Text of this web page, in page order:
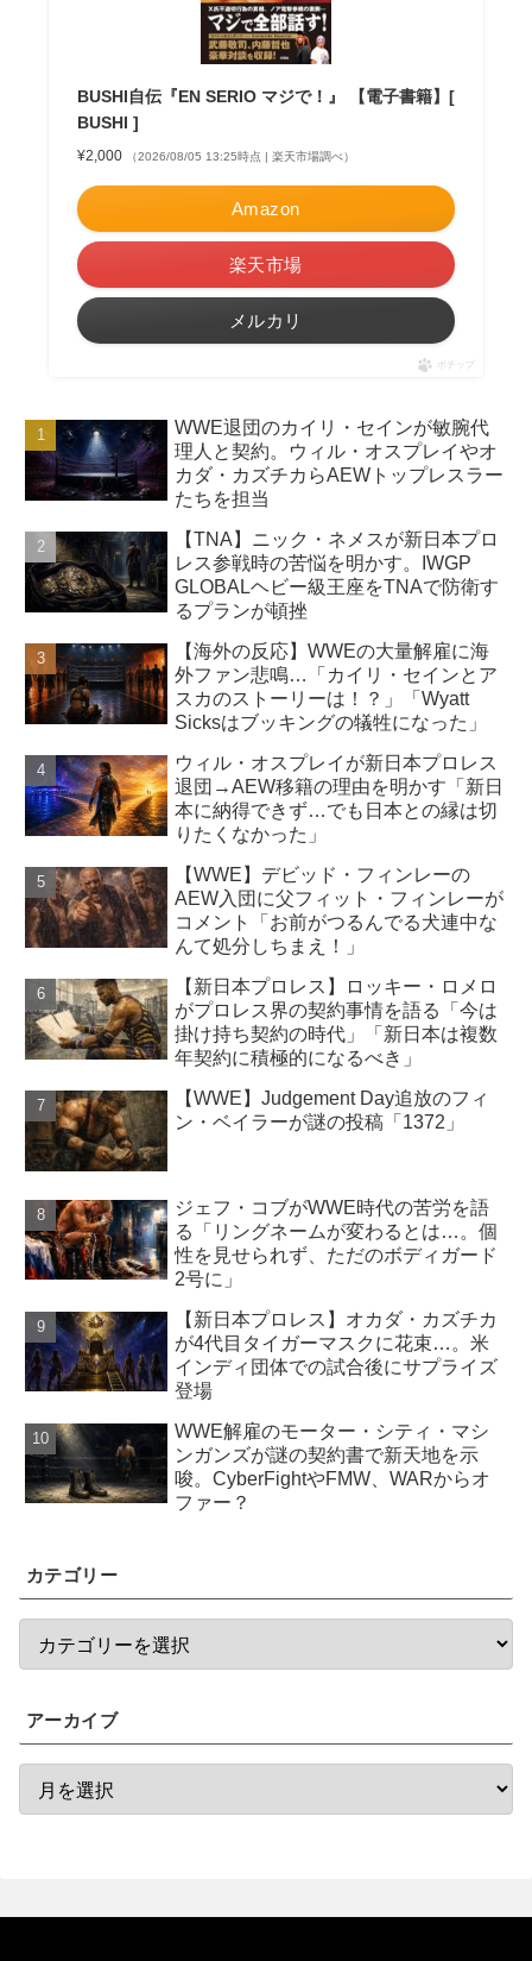
BUSHI自伝『EN SERIO マジで！』 【電子書籍】[
BUSHI ]
¥2,000 （2026/08/05 13:25時点 | 楽天市場調べ）
Amazon
楽天市場
メルカリ
ポチップ
WWE退団のカイリ・セインが敏腕代
理人と契約。ウィル・オスプレイやオ
カダ・カズチカらAEWトップレスラー
たちを担当
【TNA】ニック・ネメスが新日本プロ
レス参戦時の苦悩を明かす。IWGP
GLOBALヘビー級王座をTNAで防衛す
るプランが頓挫
【海外の反応】WWEの大量解雇に海
外ファン悲鳴…「カイリ・セインとア
スカのストーリーは！？」「Wyatt
Sicksはブッキングの犠牲になった」
ウィル・オスプレイが新日本プロレス
退団→AEW移籍の理由を明かす「新日
本に納得できず…でも日本との縁は切
りたくなかった」
【WWE】デビッド・フィンレーの
AEW入団に父フィット・フィンレーが
コメント「お前がつるんでる犬連中な
んて処分しちまえ！」
【新日本プロレス】ロッキー・ロメロ
がプロレス界の契約事情を語る「今は
掛け持ち契約の時代」「新日本は複数
年契約に積極的になるべき」
【WWE】Judgement Day追放のフィ
ン・ベイラーが謎の投稿「1372」
ジェフ・コブがWWE時代の苦労を語
る「リングネームが変わるとは…。個
性を見せられず、ただのボディガード
2号に」
【新日本プロレス】オカダ・カズチカ
が4代目タイガーマスクに花束…。米
インディ団体での試合後にサプライズ
登場
WWE解雇のモーター・シティ・マシ
ンガンズが謎の契約書で新天地を示
唆。CyberFightやFMW、WARからオ
ファー？
カテゴリー
アーカイブ